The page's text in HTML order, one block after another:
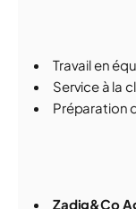
Travail en
Service à la
Préparation
Zadig&Co